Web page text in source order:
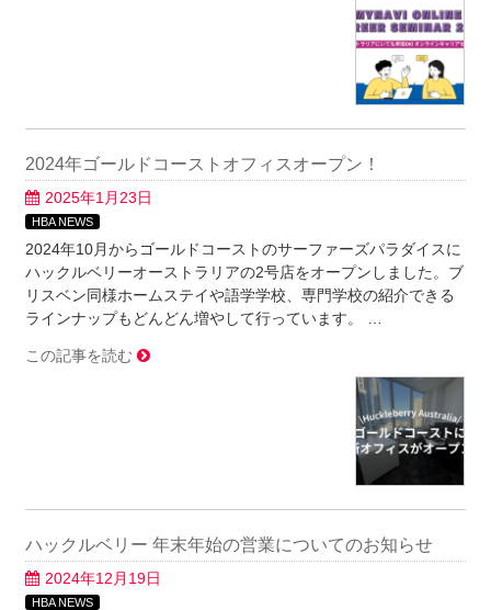
2024年ゴールドコーストオフィスオープン！
2025年1月23日
HBA NEWS
2024年10月からゴールドコーストのサーファーズパラダイスに
ハックルベリーオーストラリアの2号店をオープンしました。ブ
リスベン同様ホームステイや語学学校、専門学校の紹介できる
ラインナップもどんどん増やして行っています。 …
この記事を読む
ハックルベリー 年末年始の営業についてのお知らせ
2024年12月19日
HBA NEWS